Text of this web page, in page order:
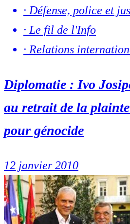
· Défense, police et
· Le fil de l'Info
· Relations
Diplomatie : Ivo
au retrait de la
pour génocide
12 janvier 2010